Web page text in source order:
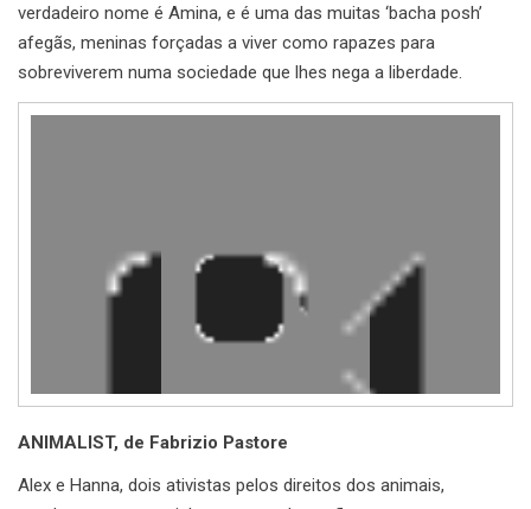
verdadeiro nome é Amina, e é uma das muitas ‘bacha posh’
afegãs, meninas forçadas a viver como rapazes para
sobreviverem numa sociedade que lhes nega a liberdade.
ANIMALIST, de Fabrizio Pastore
Alex e Hanna, dois ativistas pelos direitos dos animais,